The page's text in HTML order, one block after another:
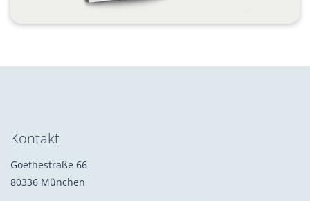
Kontakt
Goethestraße 66
80336 München